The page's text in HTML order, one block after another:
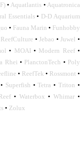
• Aquatlantis • Aquatronica
Essentials• D-D Aquarium
• Fauna Marin • Funhobby
•Jebao •Juwel •
• MOAI • Modern Reef•
Rhei • PlanctonTech • Poly
• ReefTek • Rossmont •
• Superfish •Tetra •Triton •
• Waterbox • Whimar •
• Zolux